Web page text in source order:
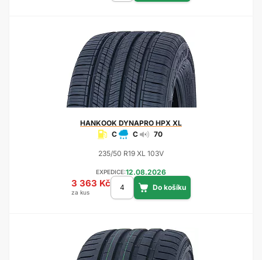
HANKOOK DYNAPRO HPX XL
C
C 70
235/50 R19 XL 103V
EXPEDICE:12.08.2026
3 363 Kč
za kus